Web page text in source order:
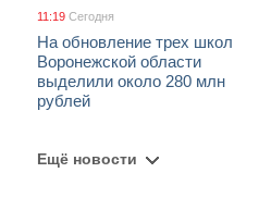
11:19 Сегодня
На обновление трех школ
Воронежской области
выделили около 280 млн
рублей
Ещё новости